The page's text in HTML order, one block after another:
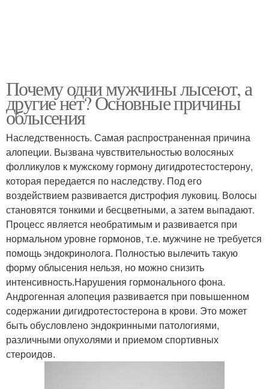
Почему одни мужчины лысеют, а
другие нет? Основные причины
облысения
Наследственность. Самая распространенная причина
алопеции. Вызвана чувствительностью волосяных
фолликулов к мужскому гормону дигидротестостерону,
которая передается по наследству. Под его
воздействием развивается дистрофия луковиц. Волосы
становятся тонкими и бесцветными, а затем выпадают.
Процесс является необратимым и развивается при
нормальном уровне гормонов, т.е. мужчине не требуется
помощь эндокринолога. Полностью вылечить такую
форму облысения нельзя, но можно снизить
интенсивность.Нарушения гормонального фона.
Андрогенная алопеция развивается при повышенном
содержании дигидротестостерона в крови. Это может
быть обусловлено эндокринными патологиями,
различными опухолями и приемом спортивных
стероидов.